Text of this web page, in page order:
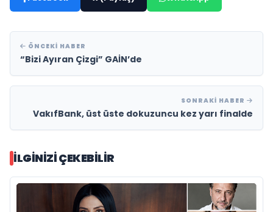
ÖNCEKI HABER
“Bizi Ayıran Çizgi” GAİN’de
SONRAKI HABER
VakıfBank, üst üste dokuzuncu kez yarı finalde
İLGINIZI ÇEKEBILIR